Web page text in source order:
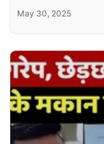
May 30, 2025